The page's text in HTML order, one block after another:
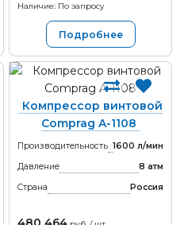
Наличие: По запросу
Подробнее
Компрессор винтовой
Comprag A-1108
Производительность 1600 л/мин
Давление
8 атм
Страна
Россия